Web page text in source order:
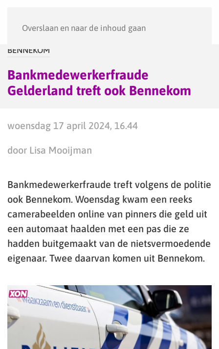
Overslaan en naar de inhoud gaan
BENNEKOM
Bankmedewerkerfraude
Gelderland treft ook Bennekom
woensdag 17 april 2024, 16.44
door Lisa Mooijman
Bankmedewerkerfraude treft volgens de politie
ook Bennekom. Woensdag kwam een reeks
camerabeelden online van pinners die geld uit
een automaat haalden met een pas die ze
hadden buitgemaakt van de nietsvermoedende
eigenaar. Twee daarvan komen uit Bennekom.